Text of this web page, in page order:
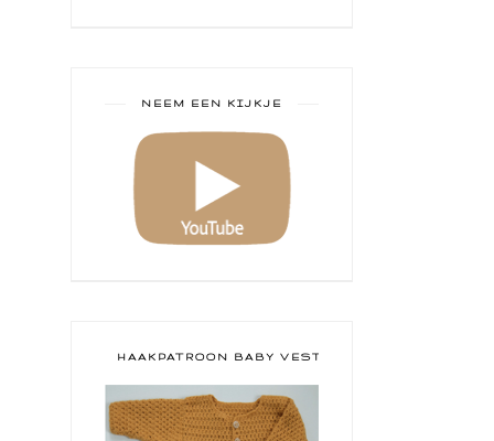
NEEM EEN KIJKJE
HAAKPATROON BABY VESTJE